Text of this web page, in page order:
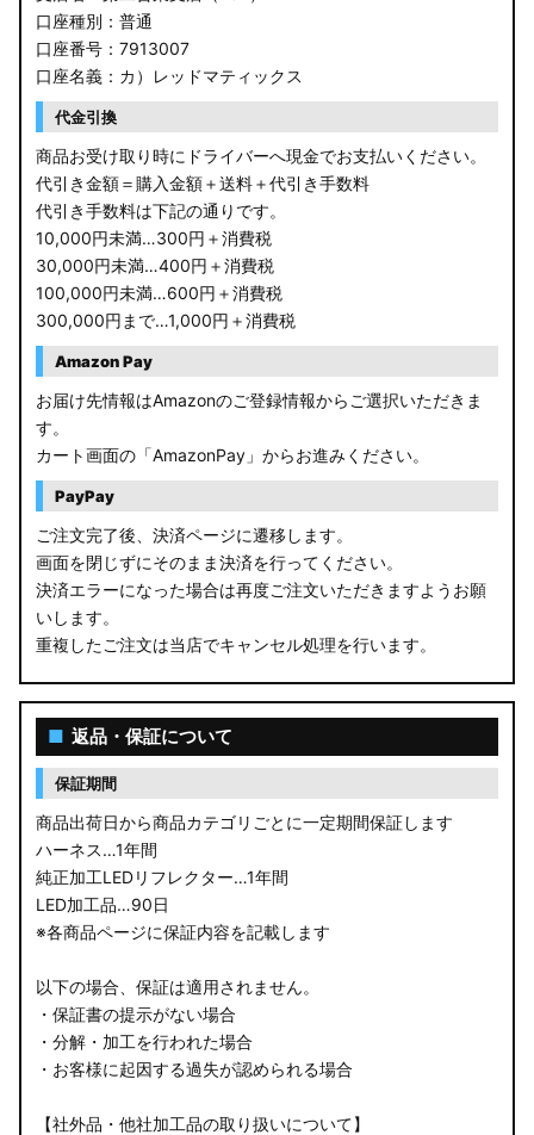
口座種別：普通
口座番号：7913007
口座名義：カ）レッドマティックス
代金引換
商品お受け取り時にドライバーへ現金でお支払いください。
代引き金額＝購入金額＋送料＋代引き手数料
代引き手数料は下記の通りです。
10,000円未満…300円＋消費税
30,000円未満…400円＋消費税
100,000円未満…600円＋消費税
300,000円まで…1,000円＋消費税
Amazon Pay
お届け先情報はAmazonのご登録情報からご選択いただきま
す。
カート画面の「AmazonPay」からお進みください。
PayPay
ご注文完了後、決済ページに遷移します。
画面を閉じずにそのまま決済を行ってください。
決済エラーになった場合は再度ご注文いただきますようお願
いします。
重複したご注文は当店でキャンセル処理を行います。
■ 返品・保証について
保証期間
商品出荷日から商品カテゴリごとに一定期間保証します
ハーネス…1年間
純正加工LEDリフレクター…1年間
LED加工品…90日
※各商品ページに保証内容を記載します
以下の場合、保証は適用されません。
・保証書の提示がない場合
・分解・加工を行われた場合
・お客様に起因する過失が認められる場合
【社外品・他社加工品の取り扱いについて】